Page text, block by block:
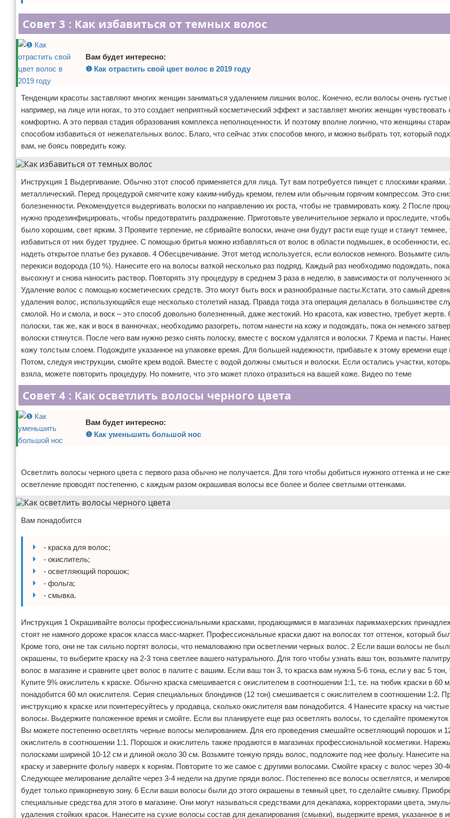
Совет 3 : Как избавиться от темных волос
Вам будет интересно:
❶ Как отрастить свой цвет волос в 2019 году
Тенденции красоты заставляют многих женщин заниматься удалением лишних волос. Конечно, если волосы очень густые
например, на лице или ногах, то это создает неприятный косметический эффект и заставляет многих женщин чувствовать
комфортно. А это первая стадия образования комплекса неполноценности. И поэтому вполне логично, что женщины
способом избавиться от нежелательных волос. Благо, что сейчас этих способов много, и можно выбрать тот, который
вам, не боясь повредить кожу.
Инструкция 1 Выдергивание. Обычно этот способ применяется для лица. Тут вам потребуется пинцет с плоскими
металлический. Перед процедурой смягчите кожу каким-нибудь кремом, гелем или обычным горячим компрессом. Это
болезненности. Рекомендуется выдергивать волоски по направлению их роста, чтобы не травмировать кожу. 2 После
нужно продезинфицировать, чтобы предотвратить раздражение. Приготовьте увеличительное зеркало и проследите,
было хорошим, свет ярким. 3 Проявите терпение, не сбривайте волоски, иначе они будут расти еще гуще и станут темнее,
избавиться от них будет труднее. С помощью бритья можно избавляться от волос в области подмышек, в особенности,
надеть открытое платье без рукавов. 4 Обесцвечивание. Этот метод используется, если волосков немного. Возьмите
перекиси водорода (10 %). Нанесите его на волосы ваткой несколько раз подряд. Каждый раз необходимо подождать,
высохнут и снова наносить раствор. Повторять эту процедуру в среднем 3 раза в неделю, в зависимости от полученного
Удаление волос с помощью косметических средств. Это могут быть воск и разнообразные пасты.Кстати, это самый
удаления волос, использующийся еще несколько столетий назад. Правда тогда эта операция делалась в большинстве
смолой. Но и смола, и воск – это способ довольно болезненный, даже жестокий. Но красота, как известно, требует жертв.
полоски, так же, как и воск в ванночках, необходимо разогреть, потом нанести на кожу и подождать, пока он немного
волоски стянутся. После чего вам нужно резко снять полоску, вместе с воском удалятся и волоски. 7 Крема и пасты.
кожу толстым слоем. Подождите указанное на упаковке время. Для большей надежности, прибавьте к этому времени еще
Потом, следуя инструкции, смойте крем водой. Вместе с водой должны смыться и волоски. Если остались участки,
взяла, можете повторить процедуру. Но помните, что это может плохо отразиться на вашей коже. Видео по теме
Совет 4 : Как осветлить волосы черного цвета
Вам будет интересно:
❶ Как уменьшить большой нос
Осветлить волосы черного цвета с первого раза обычно не получается. Для того чтобы добиться нужного оттенка и не
осветление проводят постепенно, с каждым разом окрашивая волосы все более и более светлыми оттенками.
Вам понадобится
- краска для волос;
- окислитель;
- осветляющий порошок;
- фольга;
- смывка.
Инструкция 1 Окрашивайте волосы профессиональными красками, продающимися в магазинах парикмахерских
стоят не намного дороже красок класса масс-маркет. Профессиональные краски дают на волосах тот оттенок, который
Кроме того, они не так сильно портят волосы, что немаловажно при осветлении черных волос. 2 Если ваши волосы не
окрашены, то выберите краску на 2-3 тона светлее вашего натурального. Для того чтобы узнать ваш тон, возьмите
волос в магазине и сравните цвет волос в палите с вашим. Если ваш тон 3, то краска вам нужна 5-6 тона, если у вас 5 тон,
Купите 9% окислитель к краске. Обычно краска смешивается с окислителем в соотношении 1:1, т.е. на тюбик краски в 60
понадобится 60 мл окислителя. Серия специальных блондинов (12 тон) смешивается с окислителем в соотношении 1:2.
инструкцию к краске или поинтересуйтесь у продавца, сколько окислителя вам понадобится. 4 Нанесите краску на
волосы. Выдержите положенное время и смойте. Если вы планируете еще раз осветлять волосы, то сделайте
Вы можете постепенно осветлять черные волосы мелированием. Для его проведения смешайте осветляющий порошок и
окислитель в соотношении 1:1. Порошок и окислитель также продаются в магазинах профессиональной косметики.
полосками шириной 10-12 см и длиной около 30 см. Возьмите тонкую прядь волос, подложите под нее фольгу. Нанесите
краску и заверните фольгу наверх к корням. Повторите то же самое с другими волосами. Смойте краску с волос через 30-
Следующее мелирование делайте через 3-4 недели на другие пряди волос. Постепенно все волосы осветлятся, и
будет только прикорневую зону. 6 Если ваши волосы были до этого окрашены в темный цвет, то сделайте смывку.
специальные средства для этого в магазине. Они могут называться средствами для декапажа, корректорами цвета,
удаления стойких красок. Нанесите на сухие волосы состав для декапирования (смывки), выдержите время, указанное в